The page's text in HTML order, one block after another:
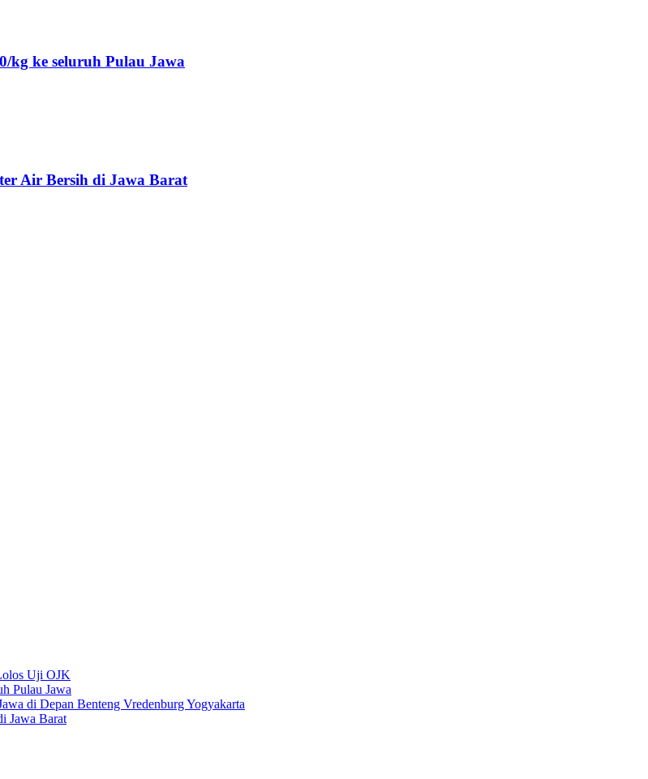
kg ke seluruh Pulau Jawa
Air Bersih di Jawa Barat
Uji OJK
Pulau Jawa
di Depan Benteng Vredenburg Yogyakarta
Jawa Barat